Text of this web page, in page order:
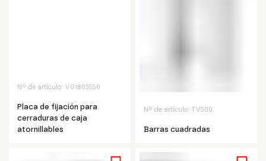
Nº de artículo: V01803550
Placa de fijación para
cerraduras de caja
atornillables
Nº de artículo: TV500
Barras cuadradas